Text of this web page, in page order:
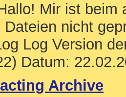
Mir ist beim
Dateien nicht
Log Version
Datum:
Archive